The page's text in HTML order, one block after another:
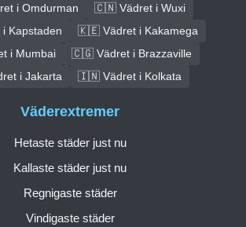
i Omdurman
🇨🇳 Vädret i Wuxi
Kapstaden
🇰🇪 Vädret i Kakamega
i Mumbai
🇨🇬 Vädret i Brazzaville
i Jakarta
🇮🇳 Vädret i Kolkata
Väderextremer
Hetaste städer just nu
Kallaste städer just nu
Regnigaste städer
Vindigaste städer